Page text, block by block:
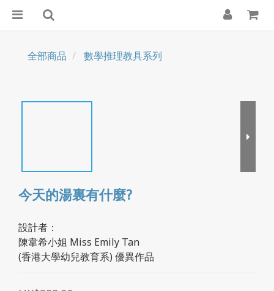
全部商品 數學推理教具系列
今天的湯裏有什麼?
設計者：
陳韋希小姐 Miss Emily Tan
(香港大學幼兒教育系) 優異作品